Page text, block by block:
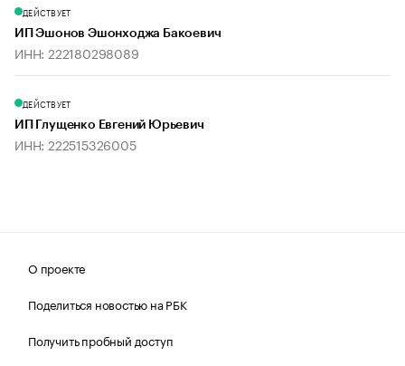
ДЕЙСТВУЕТ
ИП Эшонов Эшонходжа Бакоевич
ИНН: 222180298089
ДЕЙСТВУЕТ
ИП Глущенко Евгений Юрьевич
ИНН: 222515326005
О проекте
Поделиться новостью на РБК
Получить пробный доступ